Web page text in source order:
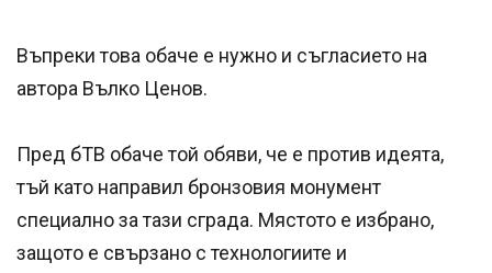
Въпреки това обаче е нужно и съгласието на
автора Вълко Ценов.
Пред бТВ обаче той обяви, че е против идеята,
тъй като направил бронзовия монумент
специално за тази сграда. Мястото е избрано,
защото е свързано с технологиите и